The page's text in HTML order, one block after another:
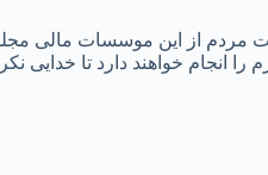
انجام خواهند دارد تا خدایی